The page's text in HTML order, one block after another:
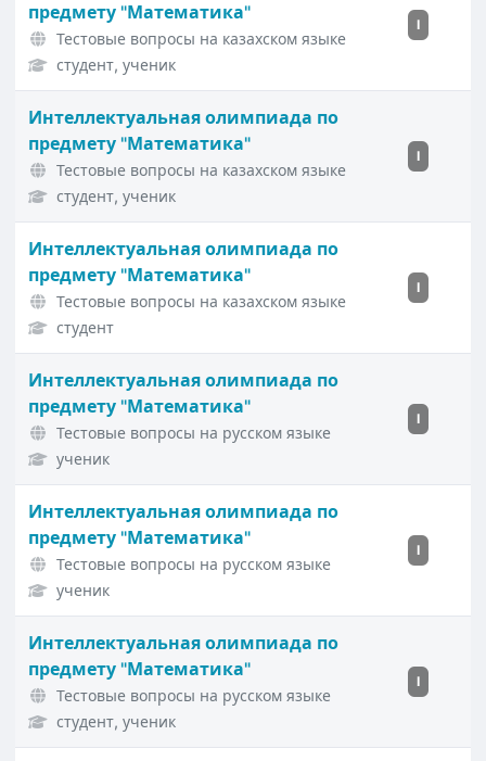
предмету "Математика"
Тестовые вопросы на казахском языке
студент, ученик
I
Интеллектуальная олимпиада по
предмету "Математика"
Тестовые вопросы на казахском языке
студент, ученик
I
Интеллектуальная олимпиада по
предмету "Математика"
Тестовые вопросы на казахском языке
студент
I
Интеллектуальная олимпиада по
предмету "Математика"
Тестовые вопросы на русском языке
ученик
I
Интеллектуальная олимпиада по
предмету "Математика"
Тестовые вопросы на русском языке
ученик
I
Интеллектуальная олимпиада по
предмету "Математика"
Тестовые вопросы на русском языке
студент, ученик
I